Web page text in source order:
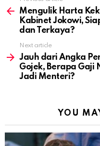
moreMengulik Harta
Kabinet Jokowi,
dan Terkaya?
Next article
Jauh dari Angka
Gojek, Berapa Gaji
Jadi Menteri?
YOU